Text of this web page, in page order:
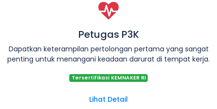
Petugas P3K
Dapatkan keterampilan pertolongan pertama yang sangat
penting untuk menangani keadaan darurat di tempat kerja.
Tersertifikasi KEMNAKER RI
Lihat Detail